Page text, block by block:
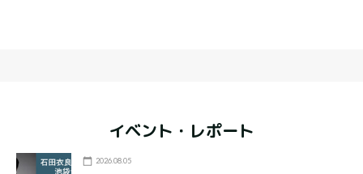
イベント・レポート
2026.08.05